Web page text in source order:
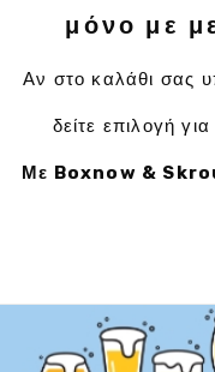
μόνο με
Αν στο καλάθι σας
δείτε επιλογή
Με Boxnow &